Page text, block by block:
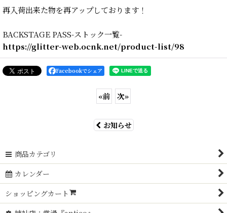
再入荷出来た物を再アップしております！
BACKSTAGE PASS-ストック一覧-
https://glitter-web.ocnk.net/product-list/98
Facebookでシェア
«前 次»
お知らせ
商品カテゴリ
カレンダー
ショッピングカート